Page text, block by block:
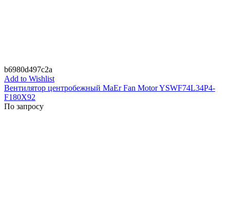
b6980d497c2a
Add to Wishlist
Вентилятор центробежный MaEr Fan Motor YSWF74L34P4-
F180X92
По запросу